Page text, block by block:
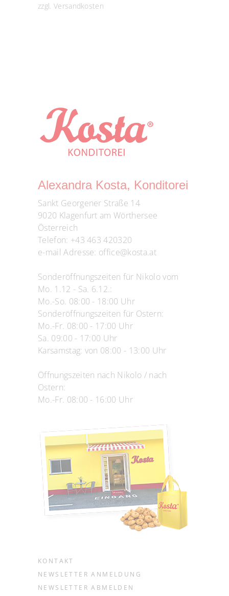
zzgl. Versandkosten
Alexandra Kosta, Konditorei
Sankt Georgener Straße 14
9020 Klagenfurt am Wörthersee
Österreich
Telefon: +43 463 420320
e-mail Adresse: office@kosta.at
Sonderöffnungszeiten für Nikolo vom
Mo. 1.12 - Sa. 6.12.:
Mo.-So. 08:00 - 18:00 Uhr
Sonderöffnungszeiten für Ostern:
Mo.-Fr. 08:00 - 17:00 Uhr
Sa. 09:00 - 17:00 Uhr
Karsamstag: von 08:00 - 13:00 Uhr
Öffnungszeiten nach Nikolo / nach
Ostern:
Mo.-Fr. 08:00 - 16:00 Uhr
KONTAKT
NEWSLETTER ANMELDUNG
NEWSLETTER ABMELDEN